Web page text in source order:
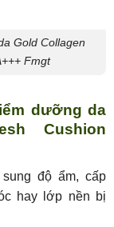
Gold Collagen
Fmgt
dưỡng da
Cushion
độ ẩm, cấp
hay lớp nền bị